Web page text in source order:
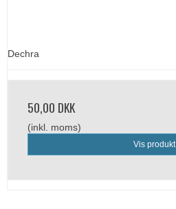
Dechra
50,00 DKK
(inkl. moms)
Vis produkt